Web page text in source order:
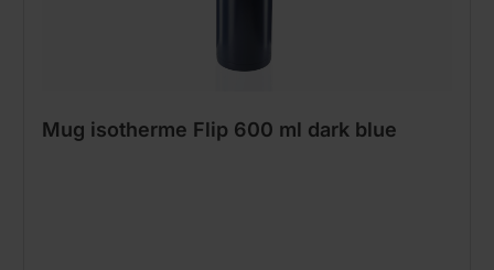
Mug isotherme Flip 600 ml dark blue